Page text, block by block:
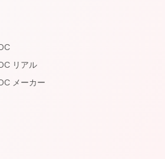
リアル
メーカー